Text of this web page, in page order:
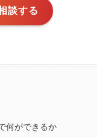
談する
何ができるか